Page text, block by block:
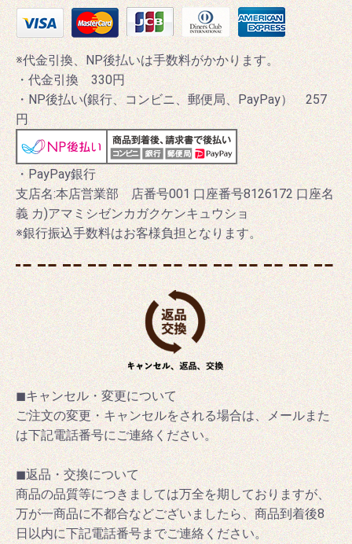
※代金引換、NP後払いは手数料がかかります。
・代金引換 330円
・NP後払い(銀行、コンビニ、郵便局、PayPay） 257
円
・PayPay銀行
支店名:本店営業部 店番号001 口座番号8126172 口座名
義 カ)アマミシゼンカガクケンキュウショ
※銀行振込手数料はお客様負担となります。
◼キャンセル・変更について
ご注文の変更・キャンセルをされる場合は、メールまた
は下記電話番号にご連絡ください。
◼返品・交換について
商品の品質等につきましては万全を期しておりますが、
万が一商品に不都合などございましたら、商品到着後8
日以内に下記電話番号までご連絡ください。